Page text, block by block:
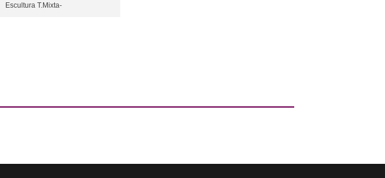
Escultura T.Mixta-